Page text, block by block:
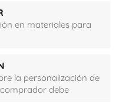
en materiales para
la personalización de
debe